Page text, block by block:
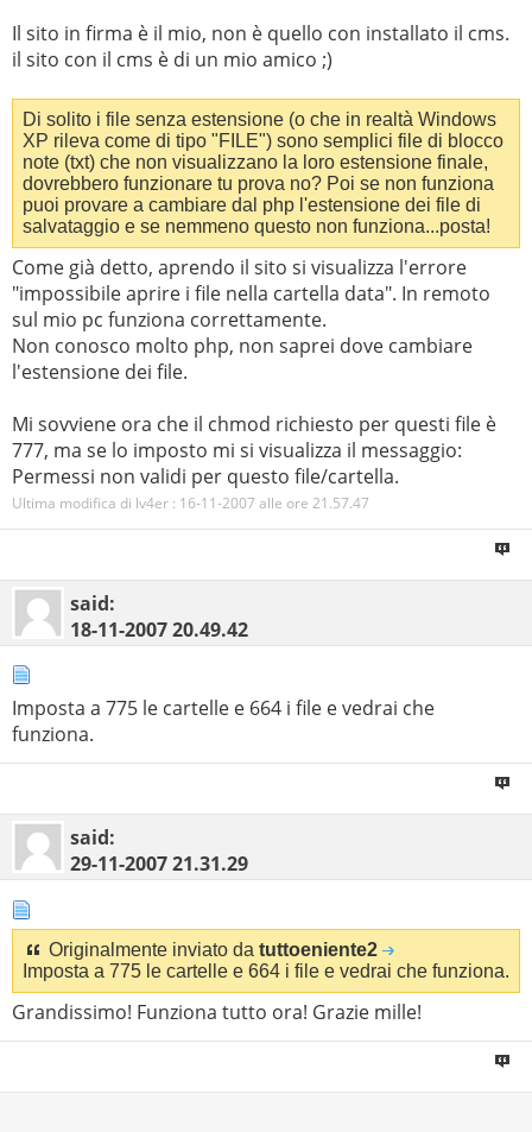
Il sito in firma è il mio, non è quello con installato il cms.
il sito con il cms è di un mio amico ;)
Di solito i file senza estensione (o che in realtà Windows
XP rileva come di tipo "FILE") sono semplici file di blocco
note (txt) che non visualizzano la loro estensione finale,
dovrebbero funzionare tu prova no? Poi se non funziona
puoi provare a cambiare dal php l'estensione dei file di
salvataggio e se nemmeno questo non funziona...posta!
Come già detto, aprendo il sito si visualizza l'errore
"impossibile aprire i file nella cartella data". In remoto
sul mio pc funziona correttamente.
Non conosco molto php, non saprei dove cambiare
l'estensione dei file.
Mi sovviene ora che il chmod richiesto per questi file è
777, ma se lo imposto mi si visualizza il messaggio:
Permessi non validi per questo file/cartella.
Ultima modifica di lv4er : 16-11-2007 alle ore 21.57.47
said:
18-11-200720.49.42
Imposta a 775 le cartelle e 664 i file e vedrai che
funziona.
said:
29-11-200721.31.29
Originalmente inviato da tuttoeniente2
Imposta a 775 le cartelle e 664 i file e vedrai che funziona.
Grandissimo! Funziona tutto ora! Grazie mille!